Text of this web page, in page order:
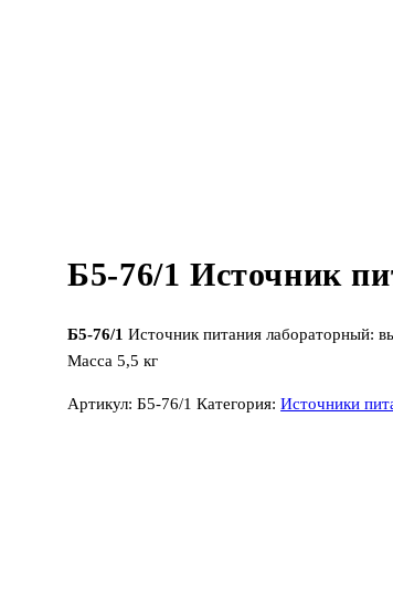
Б5-76/1 Источник
Б5-76/1 Источник питания
Масса 5,5 кг
Артикул:Б5-76/1 Категория:Источники